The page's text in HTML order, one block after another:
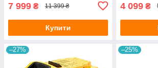
7 999 ₴ 11 399 ₴
Купити
4 099 ₴
–27% –25%